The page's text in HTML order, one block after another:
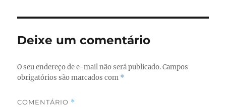
Deixe um comentário
O seu endereço de e-mail não será publicado. Campos
obrigatórios são marcados com *
COMENTÁRIO *